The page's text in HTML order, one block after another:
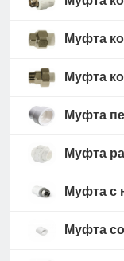
Муфта
Муфта
Муфта
Муфта
Муфта с
Муфта